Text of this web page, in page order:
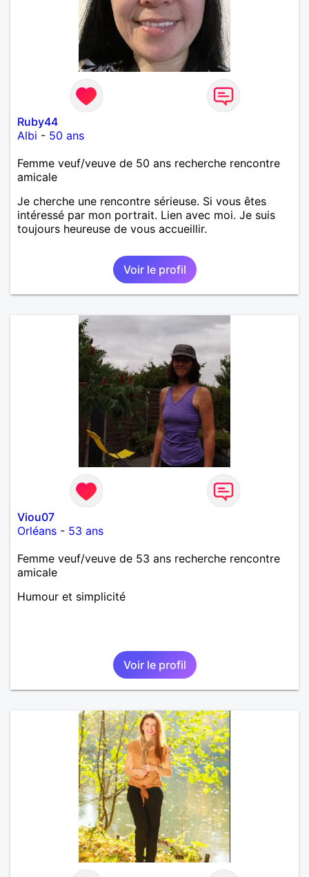
Ruby44
Albi - 50 ans
Femme veuf/veuve de 50 ans recherche rencontre
amicale
Je cherche une rencontre sérieuse. Si vous êtes
intéressé par mon portrait. Lien avec moi. Je suis
toujours heureuse de vous accueillir.
Voir le profil
Viou07
Orléans - 53 ans
Femme veuf/veuve de 53 ans recherche rencontre
amicale
Humour et simplicité
Voir le profil